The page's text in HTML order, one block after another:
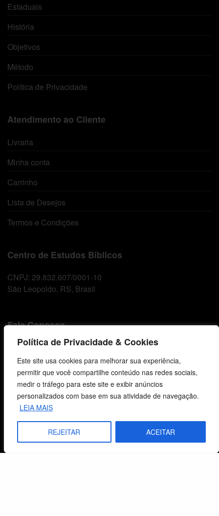
Política de Privacidade & Cookies
Este site usa cookies para melhorar sua experiência,
permitir que você compartilhe conteúdo nas redes sociais,
medir o tráfego para este site e exibir anúncios
personalizados com base em sua atividade de navegação.
LEIA MAIS
REJEITAR ACEITAR
Estaduais
História
Objetivos
Método
Política de Privacidade
Atendimento ao Cliente
Livraria
Minha conta
Carrinho
Lista de Desejos
Termos e Condições
Centro de Estudos Bíblicos
CNPJ: 29.832.607/0001-10
São Leopoldo, RS, Brasil
Fale Conosco
E-mails
vendas@cebi.org.br
comunicacao@cebi.org.br
WhatsApp / Vendas
+55 (51) 99734-4518
WhatsApp / Comunicação
+55 (51) 99799-3041